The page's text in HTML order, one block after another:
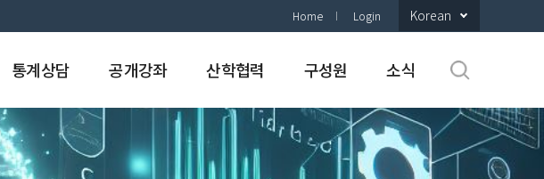
Home Login Korean
통계상담 공개강좌 산학협력 구성원 소식